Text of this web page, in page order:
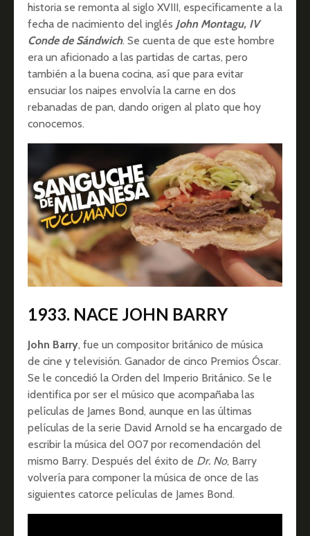
historia se remonta al siglo XVIII, específicamente a la
fecha de nacimiento del inglés John Montagu, IV
Conde de Sándwich. Se cuenta de que este hombre
era un aficionado a las partidas de cartas, pero
también a la buena cocina, así que para evitar
ensuciar los naipes envolvía la carne en dos
rebanadas de pan, dando origen al plato que hoy
conocemos.
1933. NACE JOHN BARRY
John Barry, fue un compositor británico de música
de cine y televisión. Ganador de cinco Premios Óscar.
Se le concedió la Orden del Imperio Británico. Se le
identifica por ser el músico que acompañaba las
películas de James Bond, aunque en las últimas
películas de la serie David Arnold se ha encargado de
escribir la música del 007 por recomendación del
mismo Barry. Después del éxito de Dr. No, Barry
volvería para componer la música de once de las
siguientes catorce películas de James Bond.